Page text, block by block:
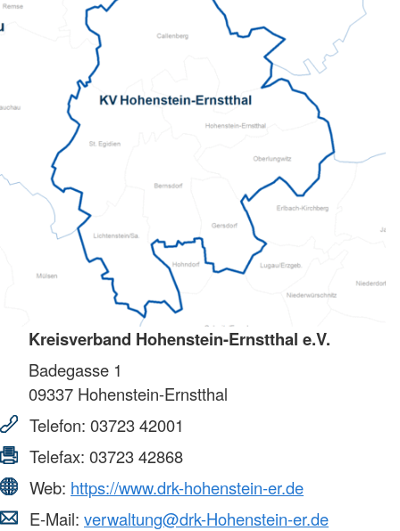
Kreisverband Hohenstein-Ernstthal e.V.
Badegasse 1
09337 Hohenstein-Ernstthal
Telefon: 03723 42001
Telefax: 03723 42868
Web: https://www.drk-hohenstein-er.de
E-Mail: verwaltung@drk-Hohenstein-er.de